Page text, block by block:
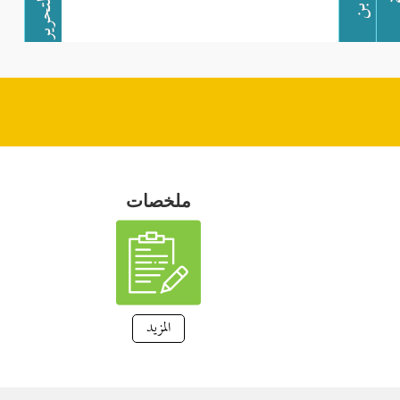
ملخصات
المزيد